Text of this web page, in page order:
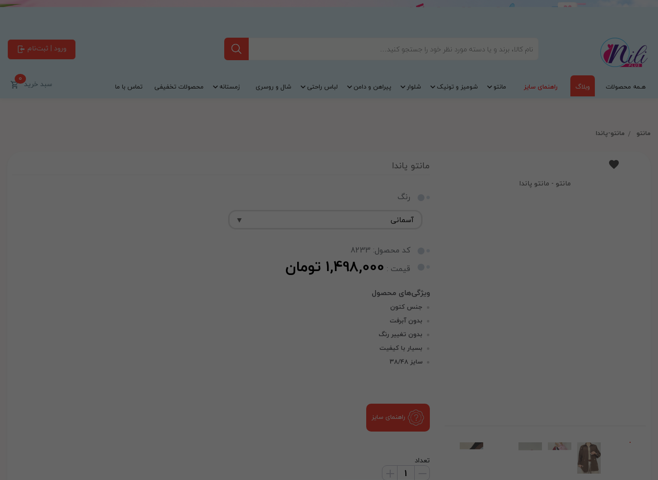
ورود | ثبت‌نام
هـمه محصولات وبلاگ راهنمای سایز مانتو شومیز و تونیک شلوار پیراهن و دامن لباس راحتی شال و روسری زمستانه محصولات تخفیفی تماس با ما سبد خرید0
مانتو مانتو-پاندا
مانتو - مانتو پاندا
مانتو پاندا
رنگ
کد محصول: 8233
قیمت : 1,498,000 تومان
جنس کتون
بدون آبرفت
بدون تغییر رنگ
بسیار با کیفیت
سایز 38/48
راهنمای سایز
تعداد